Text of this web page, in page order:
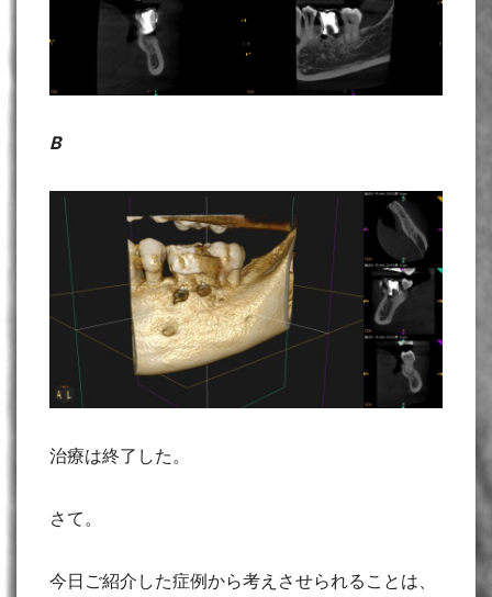
B
治療は終了した。
さて。
今日ご紹介した症例から考えさせられることは、